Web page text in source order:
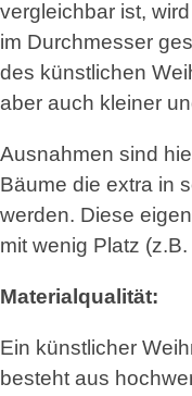
vergleichbar ist,
im Durchmesser
des künstlichen
aber auch kleiner
Ausnahmen sind
Bäume die extra in
werden. Diese
mit wenig Platz (z.B.
Materialqualität:
Ein künstlicher
besteht aus